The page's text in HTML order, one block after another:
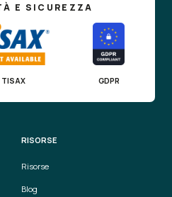
E SICUREZZA
TISAX GDPR
RISORSE
Risorse
Blog